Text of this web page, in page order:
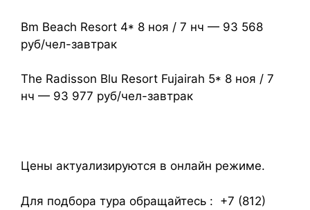
Bm Beach Resort 4* 8 ноя / 7 нч — 93 568
руб/чел-завтрак
The Radisson Blu Resort Fujairah 5* 8 ноя / 7
нч — 93 977 руб/чел-завтрак
Цены актуализируются в онлайн режиме.
Для подбора тура обращайтесь : +7 (812)